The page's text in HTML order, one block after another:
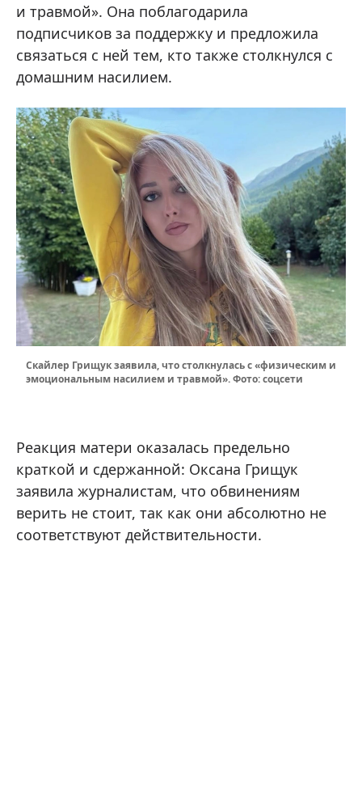
и травмой». Она поблагодарила
подписчиков за поддержку и предложила
связаться с ней тем, кто также столкнулся с
домашним насилием.
Скайлер Грищук заявила, что столкнулась с «физическим и
эмоциональным насилием и травмой». Фото: соцсети
Реакция матери оказалась предельно
краткой и сдержанной: Оксана Грищук
заявила журналистам, что обвинениям
верить не стоит, так как они абсолютно не
соответствуют действительности.